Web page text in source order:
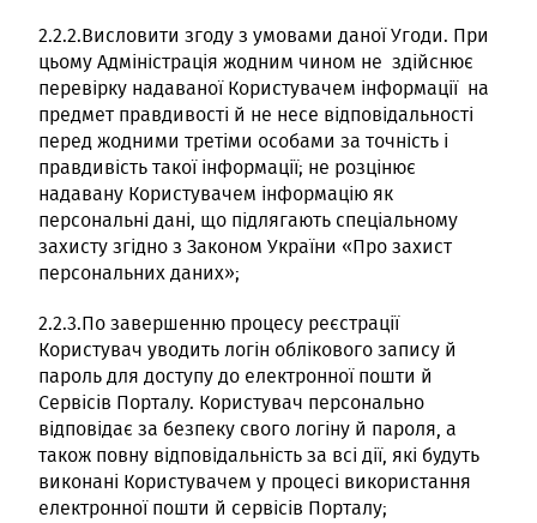
2.2.2.Висловити згоду з умовами даної Угоди. При
цьому Адміністрація жодним чином не здійснює
перевірку надаваної Користувачем інформації на
предмет правдивості й не несе відповідальності
перед жодними третіми особами за точність і
правдивість такої інформації; не розцінює
надавану Користувачем інформацію як
персональні дані, що підлягають спеціальному
захисту згідно з Законом України «Про захист
персональних даних»;
2.2.3.По завершенню процесу реєстрації
Користувач уводить логін облікового запису й
пароль для доступу до електронної пошти й
Сервісів Порталу. Користувач персонально
відповідає за безпеку свого логіну й пароля, а
також повну відповідальність за всі дії, які будуть
виконані Користувачем у процесі використання
електронної пошти й сервісів Порталу;